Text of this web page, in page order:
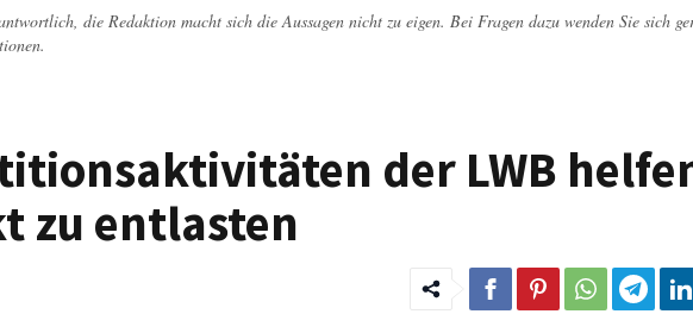
die Redaktion macht sich die Aussagen nicht zu eigen. Bei Fragen dazu wenden Sie sich
der LWB
zu entlasten